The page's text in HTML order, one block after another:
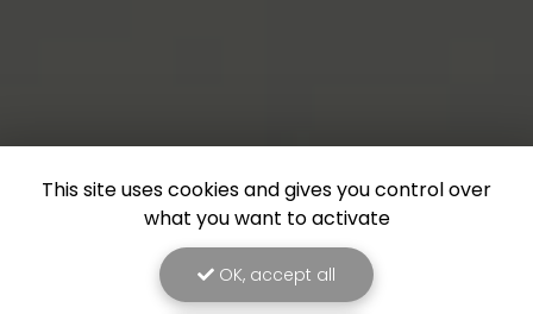
This site uses cookies and gives you control over
what you want to activate
OK, accept all